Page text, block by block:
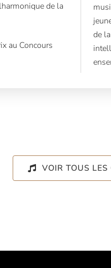
de la
au Concours
de
VOIR TOUS LES